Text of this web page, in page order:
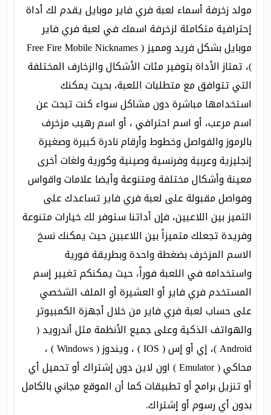
مولد زخرفة أسماء لعبة فري فاير موبايل يقدم لك أداة
إحترافية متكاملة لزخرفة اسمك في لعبة فري فاير
موبايل بشكل فريد ومميز ( Free Fire Mobile Nicknames
)، تمتاز الأداة بتوفير مئات الأشكال والزخارف المختلفة
التي تتوافق مع متطلبات اللعبة، بحيث يمكنك
استخدامها مباشرة دون مشاكل سواء كنت تبحث عن
اسم مرعب، أو اسم احترافي ، أو اسم رهيب مزخرف
بالرموز والفواصل وخطوط وأرقام نادرة كبيرة وصغيرة
إنجليزية وعربية وفرنسية وصينية وكورية ولغات أخرى
معينة وأشكال مختلفة ومتنوعة وأيضا علامات واقواس
وفواصل مقبولة على لعبة فري فاير تساعدك على
التميز بين اللاعبين، فإن أداتنا ستوفر لك خيارات متنوعة
وفريدة تجعلك متميزاً بين اللاعبين حيث يمكنك نسخ
الاسم المزخرف بضغطة واحدة وبطريقة فورية
واستخدامه في اللعبة فوراً، حيث يمكنكم تغيير إسم
المستخدم فري فاير أو العشيرة أو الملف الشخصي
على حساب لعبة فري فاير من خلال أجهزة الكمبيوتر
والهواتف الذكية وعلى جميع الأنظمة مثل أندرويد (
Android )، إي أو إس ( IOS ) ، ويندوز ( Windows ) ،
محاكي ( Emulator ) اون لاين دون إشتراك أو تحميل أي
أو تنزيل برامج أو تطبيقات كما أن الموقع مجاني بالكامل
بدون أي رسوم أو إشتراك.